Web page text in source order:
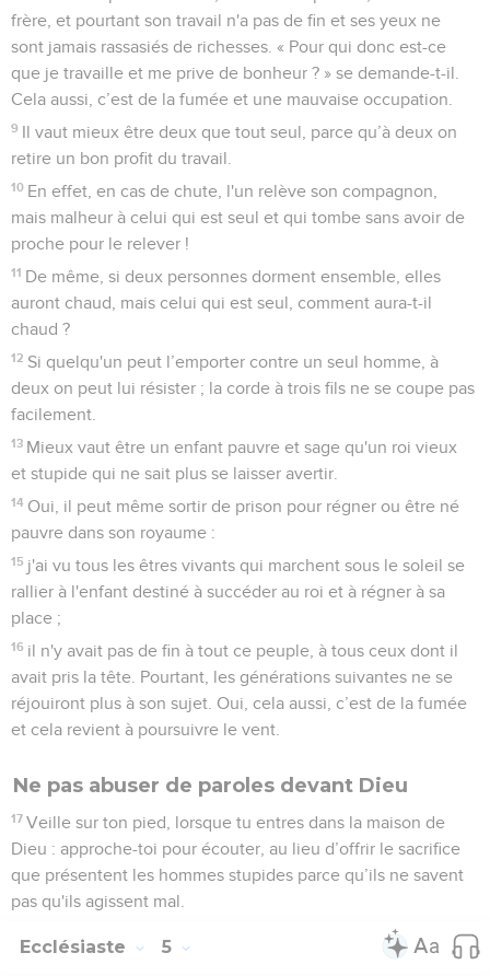
frère, et pourtant son travail n'a pas de fin et ses yeux ne
sont jamais rassasiés de richesses. « Pour qui donc est-ce
que je travaille et me prive de bonheur ? » se demande-t-il.
Cela aussi, c’est de la fumée et une mauvaise occupation.
9 Il vaut mieux être deux que tout seul, parce qu’à deux on
retire un bon profit du travail.
10 En effet, en cas de chute, l'un relève son compagnon,
mais malheur à celui qui est seul et qui tombe sans avoir de
proche pour le relever !
11 De même, si deux personnes dorment ensemble, elles
auront chaud, mais celui qui est seul, comment aura-t-il
chaud ?
12 Si quelqu'un peut l’emporter contre un seul homme, à
deux on peut lui résister ; la corde à trois fils ne se coupe pas
facilement.
13 Mieux vaut être un enfant pauvre et sage qu'un roi vieux
et stupide qui ne sait plus se laisser avertir.
14 Oui, il peut même sortir de prison pour régner ou être né
pauvre dans son royaume :
15 j'ai vu tous les êtres vivants qui marchent sous le soleil se
rallier à l'enfant destiné à succéder au roi et à régner à sa
place ;
16 il n'y avait pas de fin à tout ce peuple, à tous ceux dont il
avait pris la tête. Pourtant, les générations suivantes ne se
réjouiront plus à son sujet. Oui, cela aussi, c’est de la fumée
et cela revient à poursuivre le vent.
Ne pas abuser de paroles devant Dieu
17 Veille sur ton pied, lorsque tu entres dans la maison de
Dieu : approche-toi pour écouter, au lieu d’offrir le sacrifice
que présentent les hommes stupides parce qu’ils ne savent
pas qu'ils agissent mal.
Ecclésiaste 5